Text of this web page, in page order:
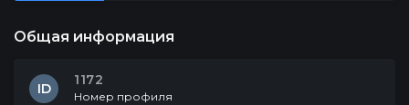
Общая информация
ID
1172
Номер профиля